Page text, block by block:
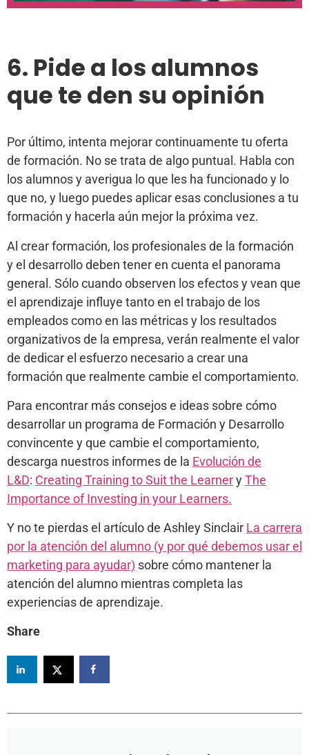
6. Pide a los alumnos
que te den su opinión
Por último, intenta mejorar continuamente tu oferta
de formación. No se trata de algo puntual. Habla con
los alumnos y averigua lo que les ha funcionado y lo
que no, y luego puedes aplicar esas conclusiones a tu
formación y hacerla aún mejor la próxima vez.
Al crear formación, los profesionales de la formación
y el desarrollo deben tener en cuenta el panorama
general. Sólo cuando observen los efectos y vean que
el aprendizaje influye tanto en el trabajo de los
empleados como en las métricas y los resultados
organizativos de la empresa, verán realmente el valor
de dedicar el esfuerzo necesario a crear una
formación que realmente cambie el comportamiento.
Para encontrar más consejos e ideas sobre cómo
desarrollar un programa de Formación y Desarrollo
convincente y que cambie el comportamiento,
descarga nuestros informes de la Evolución de
L&D: Creating Training to Suit the LearneryThe
Importance of Investing in your Learners.
Y no te pierdas el artículo de Ashley Sinclair La carrera
por la atención del alumno (y por qué debemos usar el
marketing para ayudar) sobre cómo mantener la
atención del alumno mientras completa las
experiencias de aprendizaje.
Share